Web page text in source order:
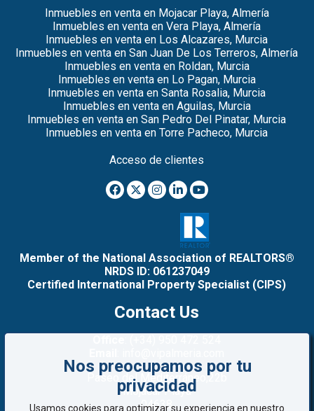
Inmuebles en venta en Mojacar Playa, Almería
Inmuebles en venta en Vera Playa, Almería
Inmuebles en venta en Los Alcazares, Murcia
Inmuebles en venta en San Juan De Los Terreros, Almería
Inmuebles en venta en Roldan, Murcia
Inmuebles en venta en Lo Pagan, Murcia
Inmuebles en venta en Santa Rosalia, Murcia
Inmuebles en venta en Aguilas, Murcia
Inmuebles en venta en San Pedro Del Pinatar, Murcia
Inmuebles en venta en Torre Pacheco, Murcia
Acceso de clientes
Member of the National Association of REALTORS®
NRDS ID: 061237049
Certified International Property Specialist (CIPS)
Contact Us
Paseo del Mediterráneo,22b
Mojacar Playa
04638
Nos preocupamos por tu
privacidad
Usamos cookies para optimizar su experiencia en nuestro